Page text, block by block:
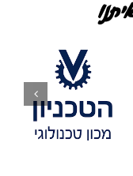
טובים